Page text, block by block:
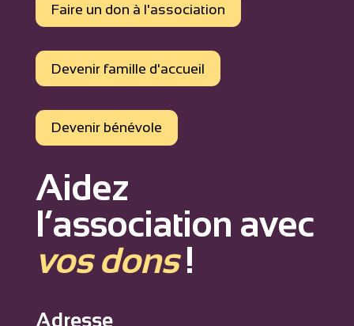
Faire un don à l'association
Devenir famille d'accueil
Devenir bénévole
Aidez
l’association avec
vos dons!
Adresse